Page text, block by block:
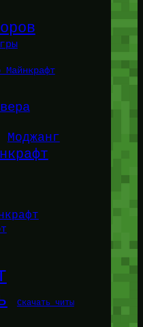
Майнкрафт
Моджанг
Скачать читы